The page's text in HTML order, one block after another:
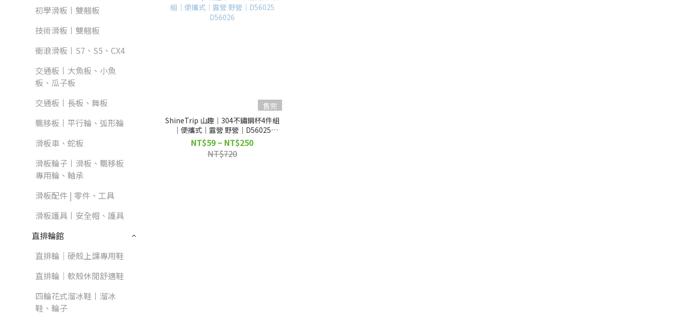
初學滑板丨雙翹板
技術滑板丨雙翹板
衝浪滑板丨S7、S5、CX4
交通板丨大魚板、小魚
板、瓜子板
交通板丨長板、舞板
飄移板丨平行輪、弧形輪
滑板車、蛇板
滑板輪子丨滑板、飄移板
專用輪、軸承
滑板配件 | 零件、工具
滑板護具丨安全帽、護具
直排輪館
直排輪｜硬殼上課專用鞋
直排輪｜軟殼休閒舒適鞋
四輪花式溜冰鞋丨溜冰
鞋、輪子
售完
ShineTrip 山趣｜304不鏽鋼杯4件組
｜便攜式｜露營 野營｜D56025
D56026
NT$59 ~ NT$250
NT$720